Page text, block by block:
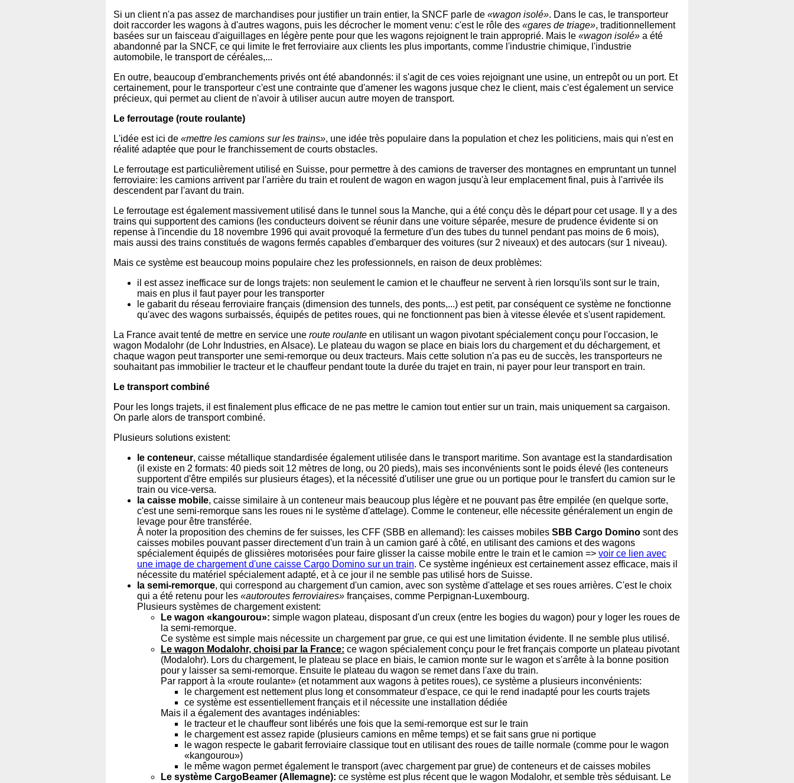
Si un client n'a pas assez de marchandises pour justifier un train entier, la SNCF parle de «wagon isolé». Dans le cas, le transporteur
doit raccorder les wagons à d'autres wagons, puis les décrocher le moment venu: c'est le rôle des «gares de triage», traditionnellement
basées sur un faisceau d'aiguillages en légère pente pour que les wagons rejoignent le train approprié. Mais le «wagon isolé» a été
abandonné par la SNCF, ce qui limite le fret ferroviaire aux clients les plus importants, comme l'industrie chimique, l'industrie
automobile, le transport de céréales,...
En outre, beaucoup d'embranchements privés ont été abandonnés: il s'agit de ces voies rejoignant une usine, un entrepôt ou un port. Et
certainement, pour le transporteur c'est une contrainte que d'amener les wagons jusque chez le client, mais c'est également un service
précieux, qui permet au client de n'avoir à utiliser aucun autre moyen de transport.
Le ferroutage (route roulante)
L'idée est ici de «mettre les camions sur les trains», une idée très populaire dans la population et chez les politiciens, mais qui n'est en
réalité adaptée que pour le franchissement de courts obstacles.
Le ferroutage est particulièrement utilisé en Suisse, pour permettre à des camions de traverser des montagnes en empruntant un tunnel
ferroviaire: les camions arrivent par l'arrière du train et roulent de wagon en wagon jusqu'à leur emplacement final, puis à l'arrivée ils
descendent par l'avant du train.
Le ferroutage est également massivement utilisé dans le tunnel sous la Manche, qui a été conçu dès le départ pour cet usage. Il y a des
trains qui supportent des camions (les conducteurs doivent se réunir dans une voiture séparée, mesure de prudence évidente si on
repense à l'incendie du 18 novembre 1996 qui avait provoqué la fermeture d'un des tubes du tunnel pendant pas moins de 6 mois),
mais aussi des trains constitués de wagons fermés capables d'embarquer des voitures (sur 2 niveaux) et des autocars (sur 1 niveau).
Mais ce système est beaucoup moins populaire chez les professionnels, en raison de deux problèmes:
il est assez inefficace sur de longs trajets: non seulement le camion et le chauffeur ne servent à rien lorsqu'ils sont sur le train,
mais en plus il faut payer pour les transporter
le gabarit du réseau ferroviaire français (dimension des tunnels, des ponts,...) est petit, par conséquent ce système ne fonctionne
qu'avec des wagons surbaissés, équipés de petites roues, qui ne fonctionnent pas bien à vitesse élevée et s'usent rapidement.
La France avait tenté de mettre en service une route roulante en utilisant un wagon pivotant spécialement conçu pour l'occasion, le
wagon Modalohr (de Lohr Industries, en Alsace). Le plateau du wagon se place en biais lors du chargement et du déchargement, et
chaque wagon peut transporter une semi-remorque ou deux tracteurs. Mais cette solution n'a pas eu de succès, les transporteurs ne
souhaitant pas immobilier le tracteur et le chauffeur pendant toute la durée du trajet en train, ni payer pour leur transport en train.
Le transport combiné
Pour les longs trajets, il est finalement plus efficace de ne pas mettre le camion tout entier sur un train, mais uniquement sa cargaison.
On parle alors de transport combiné.
Plusieurs solutions existent:
le conteneur, caisse métallique standardisée également utilisée dans le transport maritime. Son avantage est la standardisation
(il existe en 2 formats: 40 pieds soit 12 mètres de long, ou 20 pieds), mais ses inconvénients sont le poids élevé (les conteneurs
supportent d'être empilés sur plusieurs étages), et la nécessité d'utiliser une grue ou un portique pour le transfert du camion sur le
train ou vice-versa.
la caisse mobile, caisse similaire à un conteneur mais beaucoup plus légère et ne pouvant pas être empilée (en quelque sorte,
c'est une semi-remorque sans les roues ni le système d'attelage). Comme le conteneur, elle nécessite généralement un engin de
levage pour être transférée.
À noter la proposition des chemins de fer suisses, les CFF (SBB en allemand): les caisses mobiles SBB Cargo Domino sont des
caisses mobiles pouvant passer directement d'un train à un camion garé à côté, en utilisant des camions et des wagons
spécialement équipés de glissières motorisées pour faire glisser la caisse mobile entre le train et le camion => voir ce lien avec
une image de chargement d'une caisse Cargo Domino sur un train. Ce système ingénieux est certainement assez efficace, mais il
nécessite du matériel spécialement adapté, et à ce jour il ne semble pas utilisé hors de Suisse.
la semi-remorque, qui correspond au chargement d'un camion, avec son système d'attelage et ses roues arrières. C'est le choix
qui a été retenu pour les «autoroutes ferroviaires» françaises, comme Perpignan-Luxembourg.
Plusieurs systèmes de chargement existent:
Le wagon «kangourou»: simple wagon plateau, disposant d'un creux (entre les bogies du wagon) pour y loger les roues de
la semi-remorque.
Ce système est simple mais nécessite un chargement par grue, ce qui est une limitation évidente. Il ne semble plus utilisé.
Le wagon Modalohr, choisi par la France: ce wagon spécialement conçu pour le fret français comporte un plateau pivotant
(Modalohr). Lors du chargement, le plateau se place en biais, le camion monte sur le wagon et s'arrête à la bonne position
pour y laisser sa semi-remorque. Ensuite le plateau du wagon se remet dans l'axe du train.
Par rapport à la «route roulante» (et notamment aux wagons à petites roues), ce système a plusieurs inconvénients:
le chargement est nettement plus long et consommateur d'espace, ce qui le rend inadapté pour les courts trajets
ce système est essentiellement français et il nécessite une installation dédiée
Mais il a également des avantages indéniables:
le tracteur et le chauffeur sont libérés une fois que la semi-remorque est sur le train
le chargement est assez rapide (plusieurs camions en même temps) et se fait sans grue ni portique
le wagon respecte le gabarit ferroviaire classique tout en utilisant des roues de taille normale (comme pour le wagon
«kangourou»)
le même wagon permet également le transport (avec chargement par grue) de conteneurs et de caisses mobiles
Le système CargoBeamer (Allemagne): ce système est plus récent que le wagon Modalohr, et semble très séduisant. Le